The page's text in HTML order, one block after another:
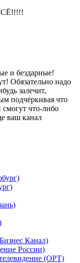
и бездарные!
Обязательно надо
залечит,
подчёркивая что
смогут что-либо
ваш канал
Канал)
России)
(ОРТ)